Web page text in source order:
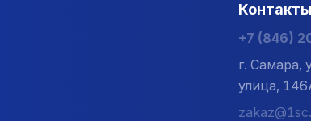
Контакты
+7 (846)
г. Самара,
улица,